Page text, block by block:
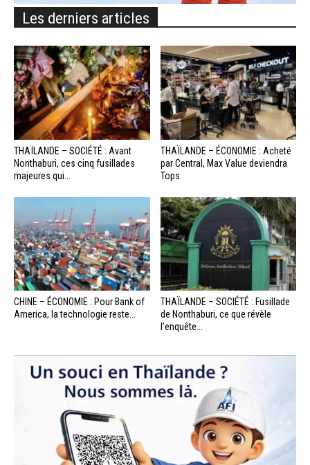
Les derniers articles
THAÏLANDE – SOCIÉTÉ : Avant
Nonthaburi, ces cinq fusillades
majeures qui...
THAÏLANDE – ÉCONOMIE : Acheté
par Central, Max Value deviendra
Tops
CHINE – ÉCONOMIE : Pour Bank of
America, la technologie reste...
THAÏLANDE – SOCIÉTÉ : Fusillade
de Nonthaburi, ce que révèle
l’enquête...